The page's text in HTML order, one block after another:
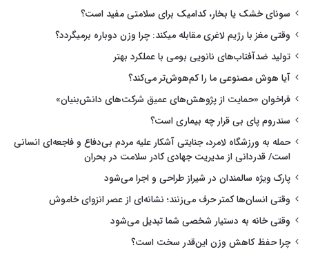
سونای خشک یا بخار، کدامیک برای سلامتی مفید است؟
وقتی مغز با رژیم لاغری مقابله میکند: چرا وزن دوباره برمیگردد؟
تولید ضدآفتاب‌های نانویی بومی با عملکرد بهتر
آیا هوش مصنوعی ما را کم‌هوش‌تر می‌کند؟
فراخوان «حمایت از پژوهش‌های عمیق شرکت‌های دانش‌بنیان»
سندروم پای بی قرار چه بیماری است؟
حمله به ورزشگاه لامرد، جنایتی آشکار علیه مردم بی‌دفاع و فاجعه‌ای انسانی
است/ قدردانی از مدیریت جهادی کادر سلامت در بحران
پارک ویژه سالمندان در شیراز طراحی و اجرا می‌شود
وقتی انسان‌ها کمتر حرف می‌زنند؛ نشانه‌ای از عصر انزوای خاموش
وقتی خانه به دستیار شخصی شما تبدیل می‌شود
چرا حفظ کاهش وزن این‌قدر سخت است؟